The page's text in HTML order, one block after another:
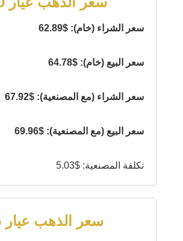
سعر الشراء (خام): $62.89
سعر البيع (خام): $64.78
سعر الشراء (مع المصنعية): $67.92
سعر البيع (مع المصنعية): $69.96
تكلفة المصنعية: $5.03
سعر الذهب عيار 6